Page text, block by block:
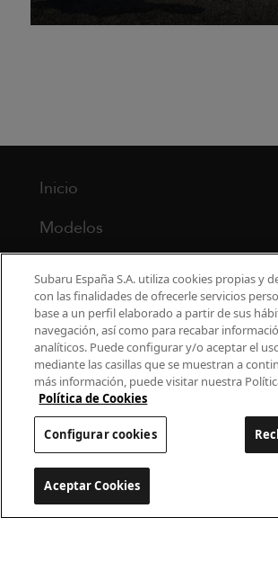
Inicio
Modelos
Finance
Propietarios
Contacto
Universo Subaru
900 440 044
cac.subaru@subaru.es
Aviso Legal
Subaru España S.A. utiliza cookies propias y
con las finalidades de ofrecerle servicios
base a un perfil elaborado a partir de sus
navegación, así como para recabar
analíticos. Puede configurar y/o aceptar el
mediante las casillas que se muestran a
más información, puede visitar nuestra
Política de Cookies
Configurar cookies
Aceptar Cookies